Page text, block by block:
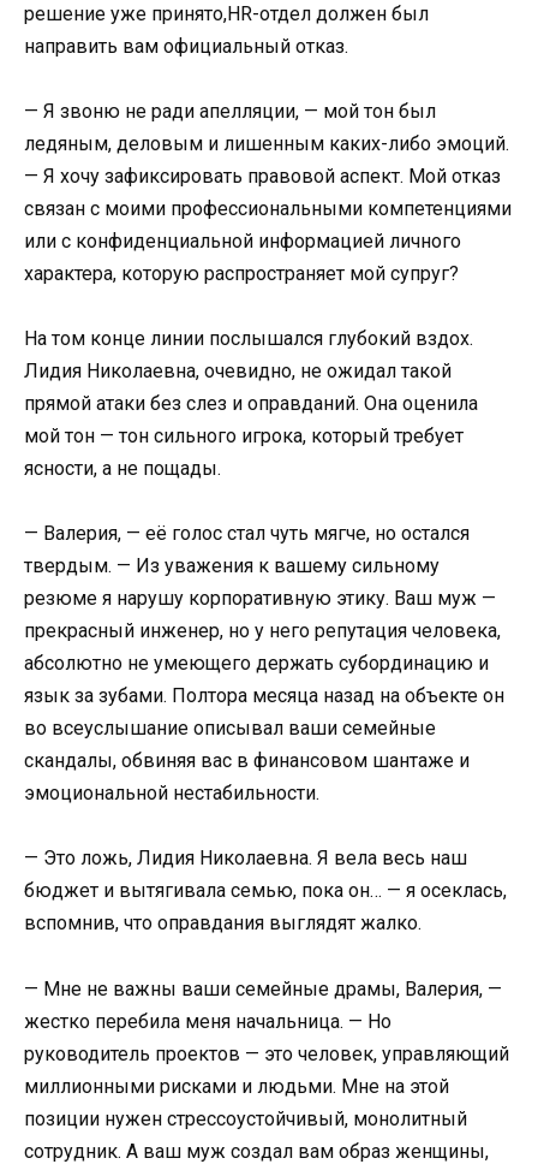
решение уже принято,HR-отдел должен был
направить вам официальный отказ.
— Я звоню не ради апелляции, — мой тон был
ледяным, деловым и лишенным каких-либо эмоций.
— Я хочу зафиксировать правовой аспект. Мой отказ
связан с моими профессиональными компетенциями
или с конфиденциальной информацией личного
характера, которую распространяет мой супруг?
На том конце линии послышался глубокий вздох.
Лидия Николаевна, очевидно, не ожидал такой
прямой атаки без слез и оправданий. Она оценила
мой тон — тон сильного игрока, который требует
ясности, а не пощады.
— Валерия, — её голос стал чуть мягче, но остался
твердым. — Из уважения к вашему сильному
резюме я нарушу корпоративную этику. Ваш муж —
прекрасный инженер, но у него репутация человека,
абсолютно не умеющего держать субординацию и
язык за зубами. Полтора месяца назад на объекте он
во всеуслышание описывал ваши семейные
скандалы, обвиняя вас в финансовом шантаже и
эмоциональной нестабильности.
— Это ложь, Лидия Николаевна. Я вела весь наш
бюджет и вытягивала семью, пока он… — я осеклась,
вспомнив, что оправдания выглядят жалко.
— Мне не важны ваши семейные драмы, Валерия, —
жестко перебила меня начальница. — Но
руководитель проектов — это человек, управляющий
миллионными рисками и людьми. Мне на этой
позиции нужен стрессоустойчивый, монолитный
сотрудник. А ваш муж создал вам образ женщины,